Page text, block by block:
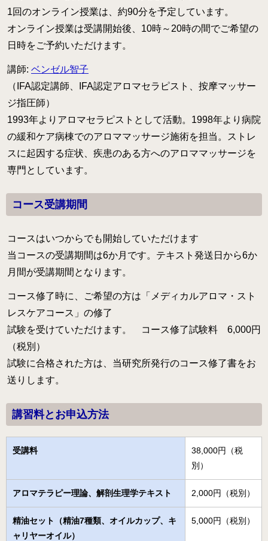
1回のオンライン授業は、約90分を予定しています。
オンライン授業は受講開始後、10時～20時の間でご希望の
日時をご予約いただけます。
講師: ベンゼル智子
（IFA認定講師、IFA認定アロマセラピスト、按摩マッサー
ジ指圧師）
1993年よりアロマセラピストとして活動。1998年より病院
の緩和ケア病棟でのアロママッサージ施術を担当。ストレ
スに起因する症状、疾患のある方へのアロママッサージを
専門としています。
コース受講期間
コースはいつからでも開始していただけます
当コースの受講期間は6か月です。テキスト発送日から6か
月間が受講期間となります。
コース修了時に、ご希望の方は「メディカルアロマ・スト
レスケアコース」の修了
試験を受けていただけます。 コース修了試験料 6,000円
（税別）
試験に合格された方は、当研究所発行のコース修了書をお
送りします。
講習料とお申込方法
受講料
38,000円（税
別）
アロマテラピー理論、解剖生理学テキスト 2,000円（税別）
精油セット（精油7種類、オイルカップ、キ
ャリヤーオイル）
5,000円（税別）